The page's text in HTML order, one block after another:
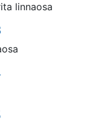
linnaosa